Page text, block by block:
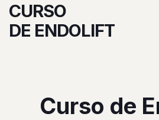
CURSO
DE ENDOLIFT
Curso de